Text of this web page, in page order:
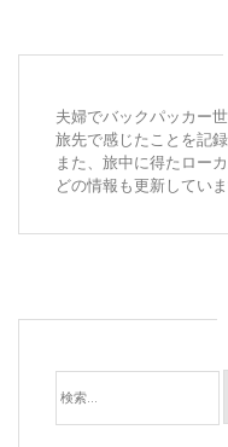
夫婦でバックパッカー世
旅先で感じたことを記
また、旅中に得たロー
どの情報も更新していま
検
索: